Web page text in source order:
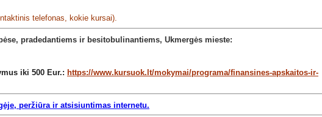
telefonas, kokie kursai).
pradedantiems ir besitobulinantiems, Ukmergės mieste:
iki 500 Eur.: https://www.kursuok.lt/mokymai/programa/finansines-apskaitos-ir-
peržiūra ir atsisiuntimas internetu.